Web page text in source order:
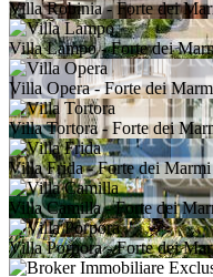
Villa Robinia- Forte dei
Villa Lampo- Forte dei
Villa Opera- Forte dei
Villa Tortora- Forte dei
Villa Frida- Forte dei Marmi
Villa Camilla- Forte dei
Villa Porpora- Forte dei